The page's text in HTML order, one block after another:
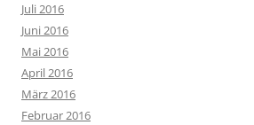
Juli 2016
Juni 2016
Mai 2016
April 2016
März 2016
Februar 2016